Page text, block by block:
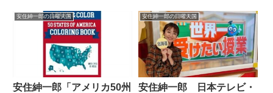
てトーク。スロベニアをはじめ、
海外在住のリスナーから届いた蕎
麦料理の情報を紹介していまし
時代を話していました。
安住紳一郎の日曜天国
安住紳一郎「アメリカ50州
安住紳一郎の日曜天国
安住紳一郎 日本テレビ・